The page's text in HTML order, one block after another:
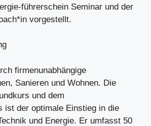
führerschein Seminar und der
vorgestellt.
firmenunabhängige
Sanieren und Wohnen. Die
und dem
ist der optimale Einstieg in die
und Energie. Er umfasst 50